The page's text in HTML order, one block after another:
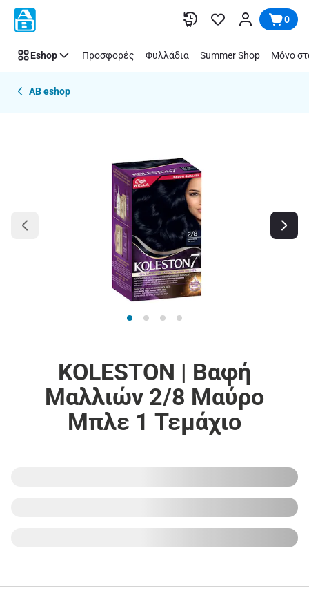
Παράλειψη 0
Eshop Προσφορές Φυλλάδια Summer Shop Μόνο
AB eshop
KOLESTON | Βαφή
Μαλλιών 2/8 Μαύρο
Μπλε 1 Τεμάχιο